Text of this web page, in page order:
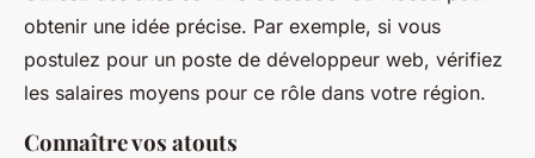
obtenir une idée précise. Par exemple, si vous
postulez pour un poste de développeur web, vérifiez
les salaires moyens pour ce rôle dans votre région.
Connaître vos atouts